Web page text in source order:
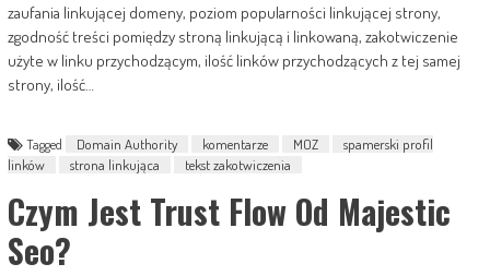
zaufania linkującej domeny, poziom popularności linkującej strony,
zgodność treści pomiędzy stroną linkującą i linkowaną, zakotwiczenie
użyte w linku przychodzącym, ilość linków przychodzących z tej samej
strony, ilość…
Tagged Domain Authority komentarze MOZ
spamerski profil
linków
strona linkująca tekst zakotwiczenia
Czym Jest Trust Flow Od Majestic
Seo?